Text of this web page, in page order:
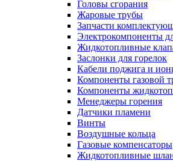
Головы сгорания
Жаровые трубы
Запчасти
Электрокомпоненты
Жидкотопливные
Заслонки для горелок
Кабели поджига и
Компоненты газовой
Компоненты
Менеджеры горения
Датчики пламени
Винты
Воздушные кольца
Газовые компенсаторы
Жидкотопливные